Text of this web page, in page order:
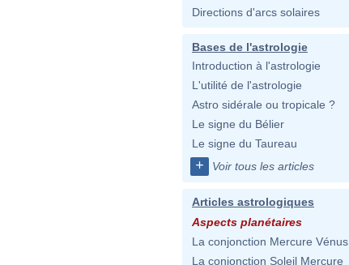
Directions d'arcs solaires
Bases de l'astrologie
Introduction à l'astrologie
L'utilité de l'astrologie
Astro sidérale ou tropicale ?
Le signe du Bélier
Le signe du Taureau
+ Voir tous les articles
Articles astrologiques
Aspects planétaires
La conjonction Mercure Vénus
La conjonction Soleil Mercure